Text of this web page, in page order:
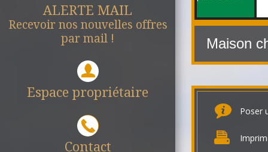
ALERTE MAIL
Recevoir nos nouvelles offres
par mail !
Espace propriétaire
Contact
Maison
Poser